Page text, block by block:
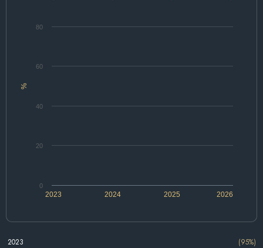
%
2024 2026
2023 2025
0
20
40
60
80
2023
(95%)